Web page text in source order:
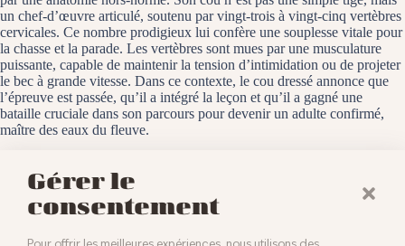
Gérer le
consentement
un chef-d’œuvre articulé, soutenu par vingt-trois à vingt-cinq vertèbres
cervicales. Ce nombre prodigieux lui confère une souplesse vitale pour
la chasse et la parade. Les vertèbres sont mues par une musculature
puissante, capable de maintenir la tension d’intimidation ou de projeter
le bec à grande vitesse. Dans ce contexte, le cou dressé annonce que
l’épreuve est passée, qu’il a intégré la leçon et qu’il a gagné une
bataille cruciale dans son parcours pour devenir un adulte confirmé,
maître des eaux du fleuve.